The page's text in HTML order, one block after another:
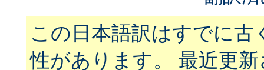
この日本語訳はすでに古
性があります。 最近更